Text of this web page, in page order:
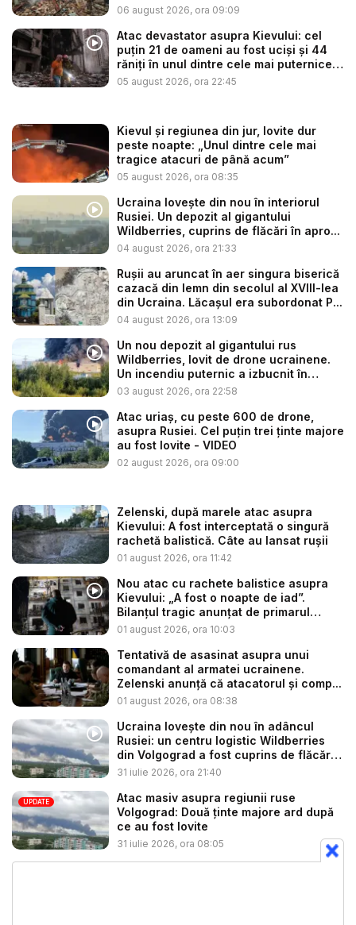
06 august 2026, ora 09:09
Atac devastator asupra Kievului: cel
puțin 21 de oameni au fost uciși și 44
răniți în unul dintre cele mai puternice
...
05 august 2026, ora 22:45
Kievul și regiunea din jur, lovite dur
peste noapte: „Unul dintre cele mai
tragice atacuri de până acum”
05 august 2026, ora 08:35
Ucraina lovește din nou în interiorul
Rusiei. Un depozit al gigantului
Wildberries, cuprins de flăcări în apro...
04 august 2026, ora 21:33
Rușii au aruncat în aer singura biserică
cazacă din lemn din secolul al XVIII-lea
din Ucraina. Lăcașul era subordonat P...
04 august 2026, ora 13:09
Un nou depozit al gigantului rus
Wildberries, lovit de drone ucrainene.
Un incendiu puternic a izbucnit în
regiu...
03 august 2026, ora 22:58
Atac uriaș, cu peste 600 de drone,
asupra Rusiei. Cel puțin trei ținte majore
au fost lovite - VIDEO
02 august 2026, ora 09:00
Zelenski, după marele atac asupra
Kievului: A fost interceptată o singură
rachetă balistică. Câte au lansat rușii
01 august 2026, ora 11:42
Nou atac cu rachete balistice asupra
Kievului: „A fost o noapte de iad”.
Bilanțul tragic anunțat de primarul
Klits...
01 august 2026, ora 10:03
Tentativă de asasinat asupra unui
comandant al armatei ucrainene.
Zelenski anunță că atacatorul și comp...
01 august 2026, ora 08:38
Ucraina lovește din nou în adâncul
Rusiei: un centru logistic Wildberries
din Volgograd a fost cuprins de flăcări
...
31 iulie 2026, ora 21:40
UPDATE
Atac masiv asupra regiunii ruse
Volgograd: Două ținte majore ard după
ce au fost lovite
31 iulie 2026, ora 08:05